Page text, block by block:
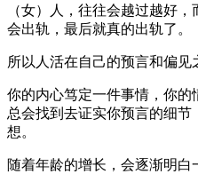
（女）人，往往会越过越好
会出轨，最后就真的出轨了。
所以人活在自己的预言和偏见
你的内心笃定一件事情，你
总会找到去证实你预言的细
想。
随着年龄的增长，会逐渐明